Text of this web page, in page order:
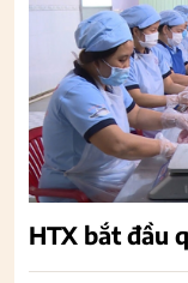
HTX bắt đầu